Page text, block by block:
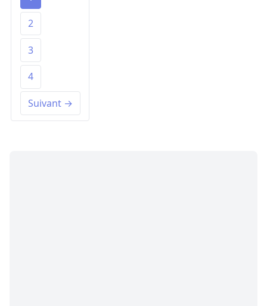
2
3
4
Suivant →